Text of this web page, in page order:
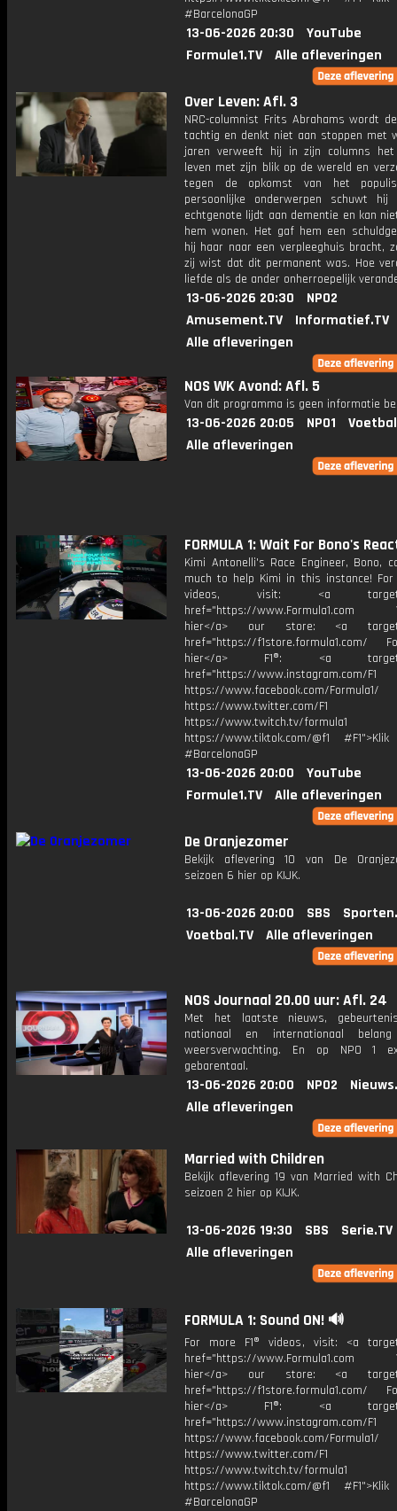
#BarcelonaGP
13-06-2026 20:30
YouTube
Formule1.TV
Alle afleveringen
Over Leven: Afl. 3
NRC-columnist Frits Abrahams wordt
tachtig en denkt niet aan stoppen met
jaren verweeft hij in zijn columns het
leven met zijn blik op de wereld en
tegen de opkomst van het
persoonlijke onderwerpen schuwt hij
echtgenote lijdt aan dementie en kan
hem wonen. Het gaf hem een
hij haar naar een verpleeghuis bracht,
zij wist dat dit permanent was. Hoe
liefde als de ander onherroepelijk
13-06-2026 20:30
NPO2
Amusement.TV
Informatief.TV
Alle afleveringen
NOS WK Avond: Afl. 5
Van dit programma is geen informatie
13-06-2026 20:05 NPO1
Alle afleveringen
FORMULA 1: Wait For Bono's
Kimi Antonelli's Race Engineer, Bono,
much to help Kimi in this instance! For
videos, visit: <a
href="https://www.Formula1.com
hier</a> our store: <a
href="https://f1store.formula1.com/
hier</a> F1®: <a
href="https://www.instagram.com/F1
https://www.facebook.com/Formula1/
https://www.twitter.com/F1
https://www.twitch.tv/formula1
https://www.tiktok.com/@f1
#BarcelonaGP
13-06-2026 20:00
YouTube
Formule1.TV
Alle afleveringen
De Oranjezomer
Bekijk aflevering 10 van De
seizoen 6 hier op KIJK.
13-06-2026 20:00 SBS
Voetbal.TV
Alle afleveringen
NOS Journaal 20.00 uur: Afl. 24
Met het laatste nieuws,
nationaal en internationaal
weersverwachting. En op NPO 1
gebarentaal.
13-06-2026 20:00 NPO2
Alle afleveringen
Married with Children
Bekijk aflevering 19 van Married with
seizoen 2 hier op KIJK.
13-06-2026 19:30 SBS
Serie.TV
Alle afleveringen
FORMULA 1: Sound ON! 🔊
For more F1® videos, visit: <a
href="https://www.Formula1.com
hier</a> our store: <a
href="https://f1store.formula1.com/
hier</a> F1®: <a
href="https://www.instagram.com/F1
https://www.facebook.com/Formula1/
https://www.twitter.com/F1
https://www.twitch.tv/formula1
https://www.tiktok.com/@f1
#BarcelonaGP